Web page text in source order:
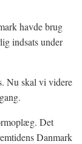
havde brug
indsats under
Nu skal vi videre
Det
Danmark